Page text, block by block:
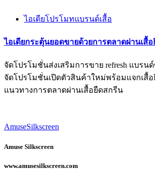
ไอเดียโปรโมทแบรนด์เสื้อ
ไอเดียกระตุ้นยอดขายด้วยการตลาดผ่านเสื้
จัดโปรโมชั่นส่งเสริมการขาย refresh แบร
จัดโปรโมชั่นเปิดตัวสินค้าใหม่พร้อมแจกเสื้อ
แนวทางการตลาดผ่านเสื้อยืดสกรีน
AmuseSilkscreen
Amuse Silkscreen
www.amusesilkscreen.com